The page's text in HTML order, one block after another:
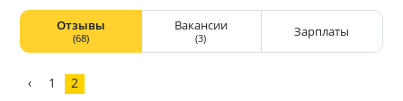
Отзывы
(68)
Вакансии
(3) Зарплаты
‹ 1 2